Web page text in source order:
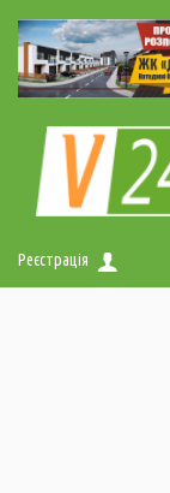
Реєстрація